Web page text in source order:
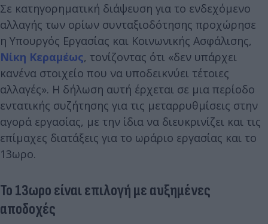
Σε κατηγορηματική διάψευση για το ενδεχόμενο
αλλαγής των ορίων συνταξιοδότησης προχώρησε
η Υπουργός Εργασίας και Κοινωνικής Ασφάλισης,
Νίκη Κεραμέως, τονίζοντας ότι «δεν υπάρχει
κανένα στοιχείο που να υποδεικνύει τέτοιες
αλλαγές». Η δήλωση αυτή έρχεται σε μια περίοδο
εντατικής συζήτησης για τις μεταρρυθμίσεις στην
αγορά εργασίας, με την ίδια να διευκρινίζει και τις
επίμαχες διατάξεις για το ωράριο εργασίας και το
13ωρο.
Το 13ωρο είναι επιλογή με αυξημένες
αποδοχές